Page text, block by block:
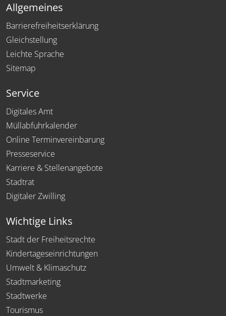
Allgemeines
Barrierefreiheitserklärung
Gleichstellung
Leichte Sprache
Sitemap
Service
Digitales Amt
Müllabfuhrkalender
Online Terminvereinbarung
Presseservice
Karriere & Stellenangebote
Stadtrat
Digitaler Zwilling
Wichtige Links
Stadt der Freiheitsrechte
Kindertageseinrichtungen
Umwelt & Klimaschutz
Stadtmarketing
Stadtwerke
Tourismus